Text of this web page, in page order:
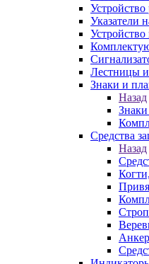
Указатели
Устройство
Лестницы и
Знаки и
Назад
Средства
Назад